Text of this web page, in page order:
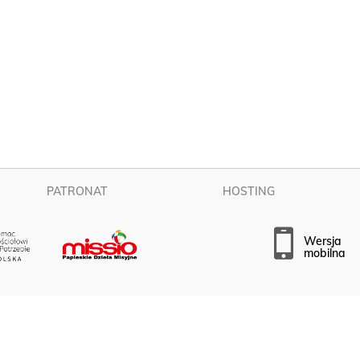
PATRONAT HOSTING
wersja
mobilna